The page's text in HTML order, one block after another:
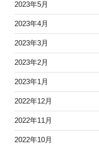
2023年5月
2023年4月
2023年3月
2023年2月
2023年1月
2022年12月
2022年11月
2022年10月